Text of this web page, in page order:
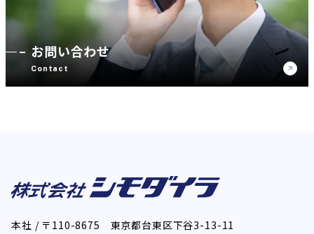
お問い合わせ
Contact
本社 / 〒110-8675 東京都台東区下谷3-13-11